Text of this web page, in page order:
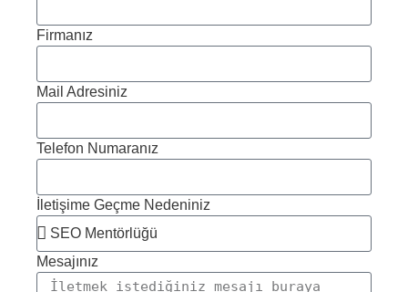
Firmanız
Mail Adresiniz
Telefon Numaranız
İletişime Geçme Nedeniniz
Mesajınız